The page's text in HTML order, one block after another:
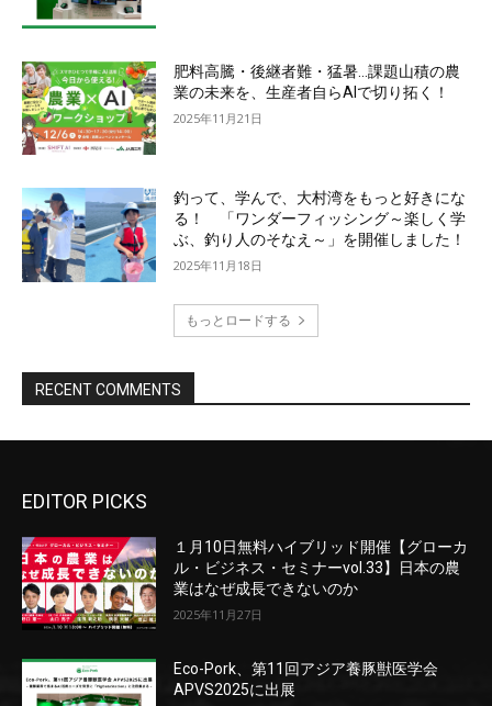
EDITOR PICKS
１月10日無料ハイブリッド開催【グローカ
ル・ビジネス・セミナーvol.33】日本の農
業はなぜ成長できないのか
2025年11月27日
Eco-Pork、第11回アジア養豚獣医学会
APVS2025に出展